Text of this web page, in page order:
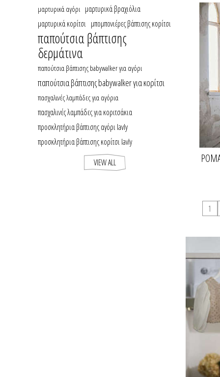
μαρτυρικά αγόρι μαρτυρικά βραχιόλια
μαρτυρικά κορίτσι μπομπονιέρες βάπτισης κορίτσι
παπούτσια βάπτισης
δερμάτινα
παπούτσια βάπτισης babywalker για αγόρι
παπούτσια βάπτισης babywalker για κορίτσι
πασχαλινές λαμπάδες για αγόρια
πασχαλινές λαμπάδες για κοριτσάκια
προσκλητήρια βάπτισης αγόρι lavly
προσκλητήρια βάπτισης κορίτσι lavly
VIEW ALL